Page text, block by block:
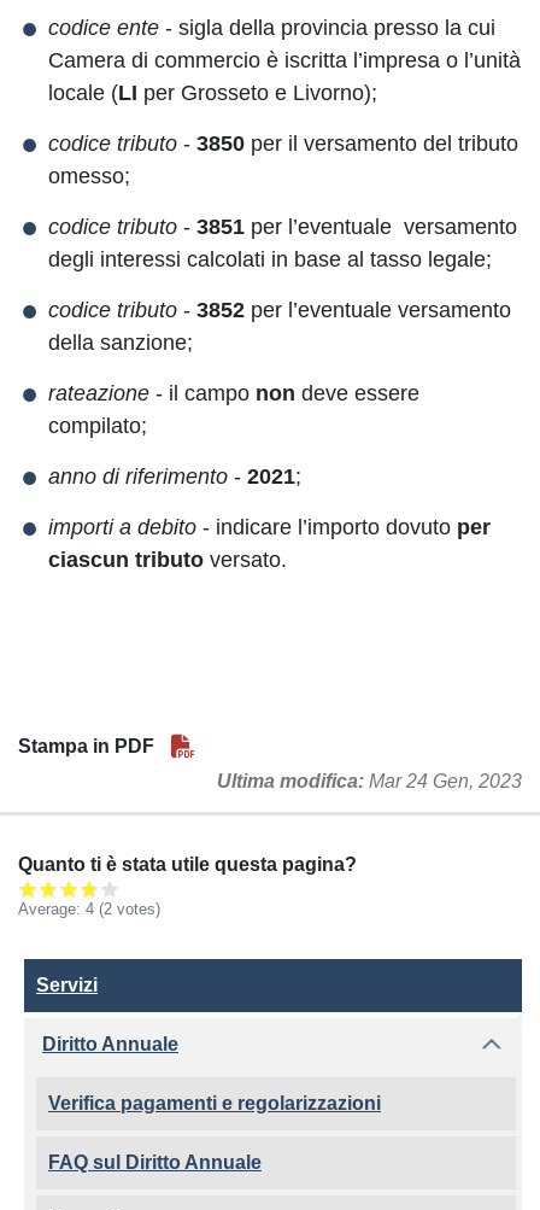
codice ente - sigla della provincia presso la cui
Camera di commercio è iscritta l’impresa o l’unità
locale (LI per Grosseto e Livorno);
codice tributo - 3850 per il versamento del tributo
omesso;
codice tributo - 3851 per l’eventuale versamento
degli interessi calcolati in base al tasso legale;
codice tributo - 3852 per l’eventuale versamento
della sanzione;
rateazione - il campo non deve essere
compilato;
anno di riferimento - 2021;
importi a debito - indicare l’importo dovuto per
ciascun tributo versato.
Stampa in PDF
Ultima modifica Mar 24 Gen, 2023
Quanto ti è stata utile questa pagina?
Average: 4 (2 votes)
Servizi
Servizi
Diritto Annuale
Verifica pagamenti e regolarizzazioni
FAQ sul Diritto Annuale